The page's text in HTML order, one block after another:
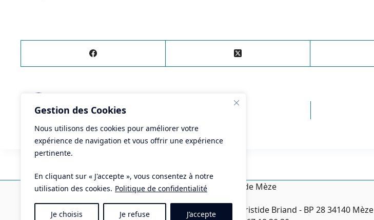
Gestion des Cookies
Nous utilisons des cookies pour améliorer votre
expérience de navigation et vous offrir une expérience
pertinente.
En cliquant sur « J'accepte », vous consentez à notre
utilisation des cookies. Politique de confidentialité
Je choisis Je refuse J’accepte
ÉVÈNEMENT PRÉCÉDENT
Mairie de Mèze
Place Aristide Briand - BP 28 34140 Mèze